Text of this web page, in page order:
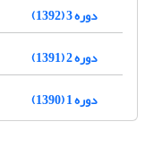
دوره 3 (1392)
دوره 2 (1391)
دوره 1 (1390)